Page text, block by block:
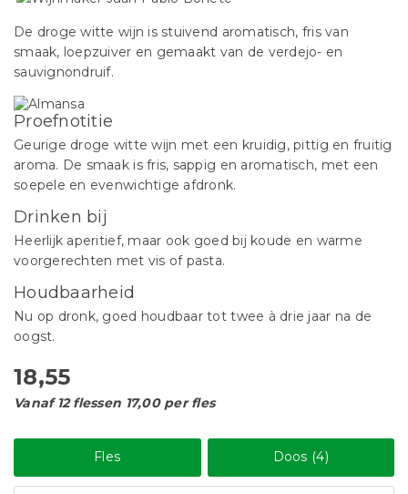
De droge witte wijn is stuivend aromatisch, fris van
smaak, loepzuiver en gemaakt van de verdejo- en
sauvignondruif.
Proefnotitie
Geurige droge witte wijn met een kruidig, pittig en fruitig
aroma. De smaak is fris, sappig en aromatisch, met een
soepele en evenwichtige afdronk.
Drinken bij
Heerlijk aperitief, maar ook goed bij koude en warme
voorgerechten met vis of pasta.
Houdbaarheid
Nu op dronk, goed houdbaar tot twee à drie jaar na de
oogst.
18,55
Vanaf 12 flessen 17,00 per fles
Fles Doos (4)